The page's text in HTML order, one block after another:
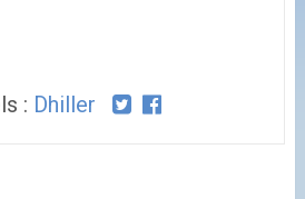
: Dhiller